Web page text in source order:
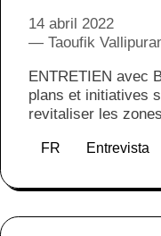
14 abril 2022
Taoufik
‍ENTRETIEN avec
plans et initiatives
revitaliser les
Coquard a
plein fouet la
FR Entrevista